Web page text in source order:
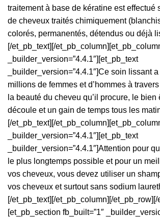
traitement à base de kératine est effectué
de cheveux traités chimiquement
colorés, permanentés, détendus ou déjà
[/et_pb_text][/
_builder_version=”4.4.1″][et_pb_text
_builder_version=”4.4.1″]Ce soin lissant
millions de femmes et d’hommes à
la beauté du cheveu qu’il procure, le bien
découle et un gain de temps tous les
[/et_pb_text][/
_builder_version=”4.4.1″][et_pb_text
_builder_version=”4.4.1″]Attention pour
le plus longtemps possible et pour un
vos cheveux, vous devez utiliser un
vos cheveux et surtout sans sodium
[/et_pb_text][/et_pb_column][/
[et_pb_section fb_built=”1″